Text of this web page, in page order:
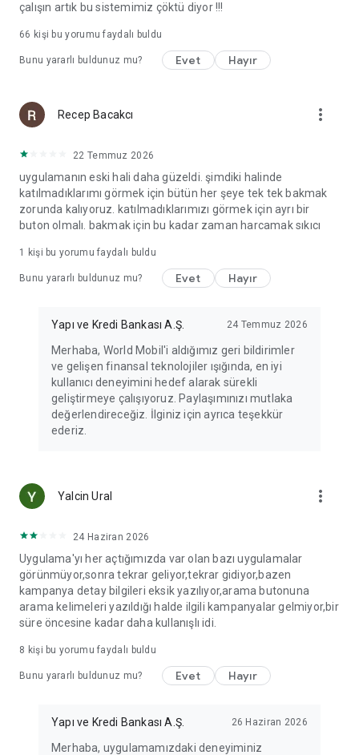
çalışın artık bu sistemimiz çöktü diyor !!!
66 kişi bu yorumu faydalı buldu
Bunu yararlı buldunuz mu? Evet Hayır
Recep Bacakcı more_vert
22 Temmuz 2026
uygulamanın eski hali daha güzeldi. şimdiki halinde
katılmadıklarımı görmek için bütün her şeye tek tek bakmak
zorunda kalıyoruz. katılmadıklarımızı görmek için ayrı bir
buton olmalı. bakmak için bu kadar zaman harcamak sıkıcı
1 kişi bu yorumu faydalı buldu
Bunu yararlı buldunuz mu? Evet Hayır
Yapı ve Kredi Bankası A.Ş. 24 Temmuz 2026
Merhaba, World Mobil'i aldığımız geri bildirimler
ve gelişen finansal teknolojiler ışığında, en iyi
kullanıcı deneyimini hedef alarak sürekli
geliştirmeye çalışıyoruz. Paylaşımınızı mutlaka
değerlendireceğiz. İlginiz için ayrıca teşekkür
ederiz.
Yalcin Ural more_vert
24 Haziran 2026
Uygulama'yı her açtığımızda var olan bazı uygulamalar
görünmüyor,sonra tekrar geliyor,tekrar gidiyor,bazen
kampanya detay bilgileri eksik yazılıyor,arama butonuna
arama kelimeleri yazıldığı halde ilgili kampanyalar gelmiyor,bir
süre öncesine kadar daha kullanışlı idi.
8 kişi bu yorumu faydalı buldu
Bunu yararlı buldunuz mu? Evet Hayır
Yapı ve Kredi Bankası A.Ş. 26 Haziran 2026
Merhaba, uygulamamızdaki deneyiminiz